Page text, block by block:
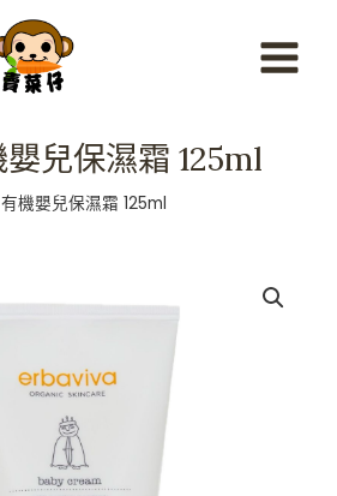
Menu
兒保濕霜 125ml
機嬰兒保濕霜 125ml
price